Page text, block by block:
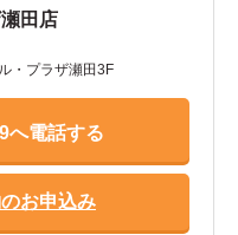
田店
・プラザ瀬田3F
へ電話する
お申込み